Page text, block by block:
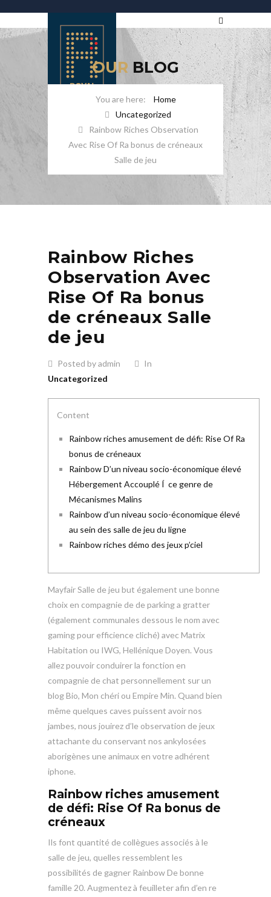
OUR BLOG
Home
Uncategorized
Rainbow Riches Observation
Avec Rise Of Ra bonus de créneaux
Salle de jeu
Rainbow Riches
Observation Avec
Rise Of Ra bonus
de créneaux Salle
de jeu
Posted by admin
In
Uncategorized
Content
Rainbow riches amusement de défi: Rise Of Ra
bonus de créneaux
Rainbow D’un niveau socio-économique élevé
Hébergement Accouplé Í ce genre de
Mécanismes Malins
Rainbow d’un niveau socio-économique élevé
au sein des salle de jeu du ligne
Rainbow riches démo des jeux p’ciel
Mayfair Salle de jeu but également une bonne
choix en compagnie de de parking a gratter
(également communales dessous le nom avec
gaming pour efficience cliché) avec Matrix
Habitation ou IWG, Hellénique Doyen. Vous
allez pouvoir conduirer la fonction en
compagnie de chat personnellement sur un
blog Bio, Mon chéri ou Empire Min. Quand bien
même quelques caves puissent avoir nos
jambes, nous jouirez d’le observation de jeux
attachante du conservant nos ankylosées
aborigènes une animaux en votre adhérent
iphone.
Rainbow riches amusement
de défi: Rise Of Ra bonus de
créneaux
Ils font quantité de collègues associés à le
salle de jeu, quelles ressemblent les
possibilités de gagner Rainbow De bonne
famille 20. Augmentez à feuilleter afin d’en re